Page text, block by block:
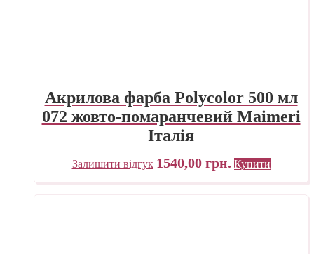
Акрилова фарба Polycolor 500 мл
072 жовто-помаранчевий Maimeri
Італія
Залишити відгук 1540,00 грн. Купити